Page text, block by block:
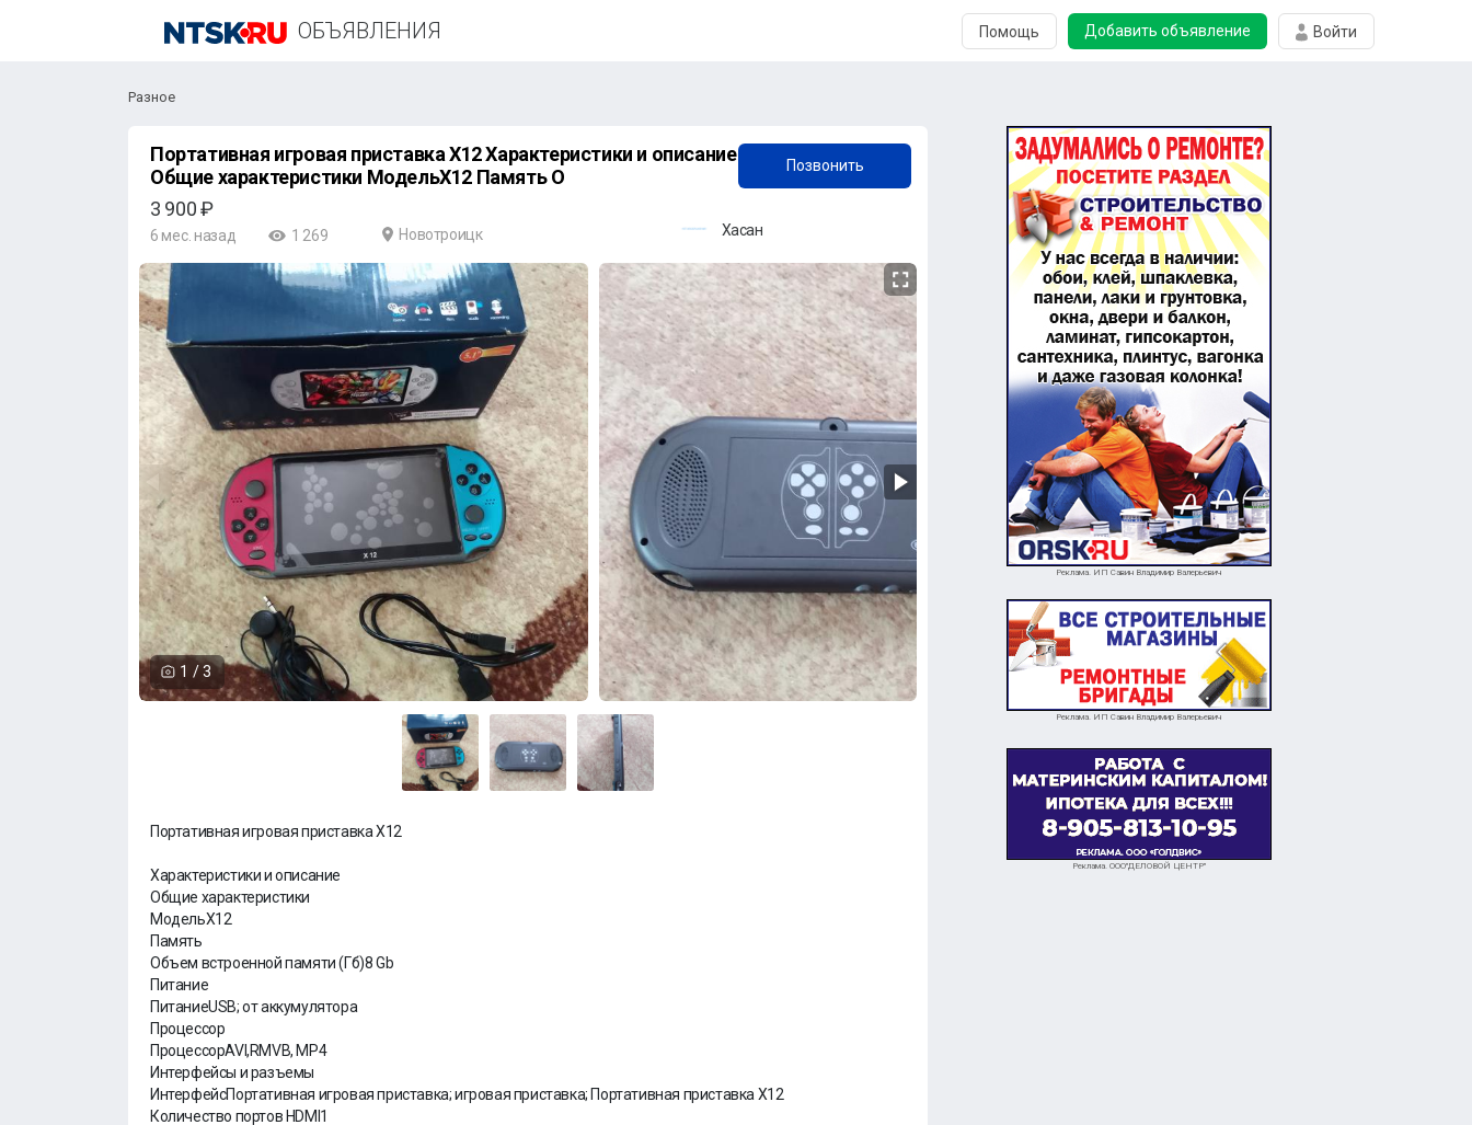
ОБЪЯВЛЕНИЯ Помощь Добавить объявление Войти
+7 (909) 605-40-35
Разное
1 / 3
Портативная игровая приставка X12 Характеристики и описание
Общие характеристики МодельX12 Память О
Позвонить
3 900 ₽
6 мес. назад 1 269 Новотроицк Хасан
Портативная игровая приставка X12
Характеристики и описание
Общие характеристики
МодельX12
Память
Объем встроенной памяти (Гб)8 Gb
Питание
ПитаниеUSB; от аккумулятора
Процессор
ПроцессорAVI,RMVB, MP4
Интерфейсы и разъемы
ИнтерфейсПортативная игровая приставка; игровая приставка; Портативная приставка X12
Количество портов HDMI1
Реклама. ИП Савин Владимир Валерьевич
Реклама. ИП Савин Владимир Валерьевич
Реклама. ООО"ДЕЛОВОЙ ЦЕНТР"